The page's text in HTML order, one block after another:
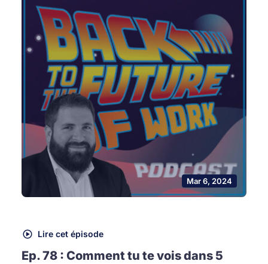
Mar 6, 2024
Lire cet épisode
Ep. 78 : Comment tu te vois dans 5